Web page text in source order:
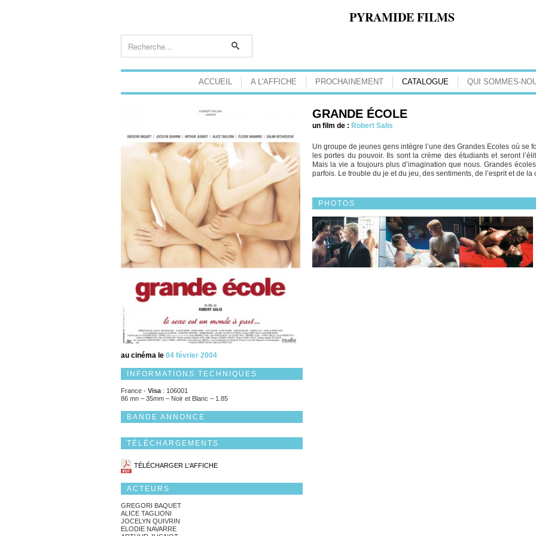
PYRAMIDE FILMS
ACCUEIL A L'AFFICHE PROCHAINEMENT CATALOGUE QUI SOMMES-
au cinéma le 04 février 2004
INFORMATIONS TECHNIQUES
France - Visa : 106001
86 mn – 35mm – Noir et Blanc – 1.85
BANDE ANNONCE
TÉLÉCHARGEMENTS
TÉLÉCHARGER L'AFFICHE
ACTEURS
GREGORI BAQUET
ALICE TAGLIONI
JOCELYN QUIVRIN
ELODIE NAVARRE
GRANDE ÉCOLE
un film de : Robert Salis
Un groupe de jeunes gens intègre l’une des Grandes Ecoles où se
les portes du pouvoir. Ils sont la crème des étudiants et seront
Mais la vie a toujours plus d’imagination que nous. Grandes
parfois. Le trouble du je et du jeu, des sentiments, de l’esprit et de
PHOTOS